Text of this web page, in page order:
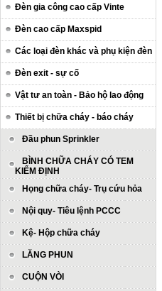
Đèn gia công cao cấp Vinte
Đèn cao cấp Maxspid
Các loại đèn khác và phụ kiện đèn
Đèn exit - sự cố
Vật tư an toàn - Bảo hộ lao động
Thiết bị chữa cháy - báo cháy
Đầu phun Sprinkler
BÌNH CHỮA CHÁY CÓ TEM
KIỂM ĐỊNH
Họng chữa cháy- Trụ cứu hỏa
Nội quy- Tiêu lệnh PCCC
Kệ- Hộp chữa cháy
LĂNG PHUN
CUỘN VÒI